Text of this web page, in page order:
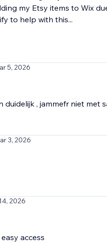
my Etsy items to Wix
to help with this...
5, 2026
duidelijk , jammefr niet met
3, 2026
2026
access